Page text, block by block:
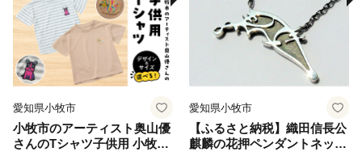
愛知県小牧市
小牧市のアーティスト奥山優
さんのTシャツ子供用 小牧市
愛知県小牧市
【ふるさと納税】織田信長公
麒麟の花押ペンダントネック